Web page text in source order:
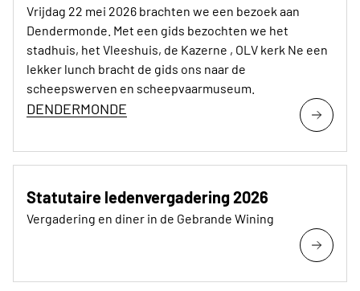
Vrijdag 22 mei 2026 brachten we een bezoek aan
Dendermonde. Met een gids bezochten we het
stadhuis, het Vleeshuis, de Kazerne , OLV kerk Ne een
lekker lunch bracht de gids ons naar de
scheepswerven en scheepvaarmuseum.
DENDERMONDE
Statutaire ledenvergadering 2026
Vergadering en diner in de Gebrande Wining